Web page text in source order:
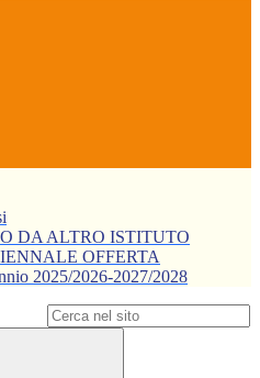
DA ALTRO ISTITUTO
OFFERTA
2025/2026-2027/2028